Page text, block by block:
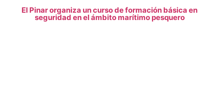
El Pinar organiza un curso de formación básica en
seguridad en el ámbito marítimo pesquero